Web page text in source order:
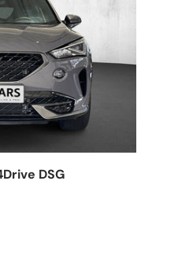
DSG